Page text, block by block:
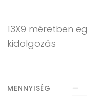
13X9 méretben
kidolgozás
MENNYISÉG